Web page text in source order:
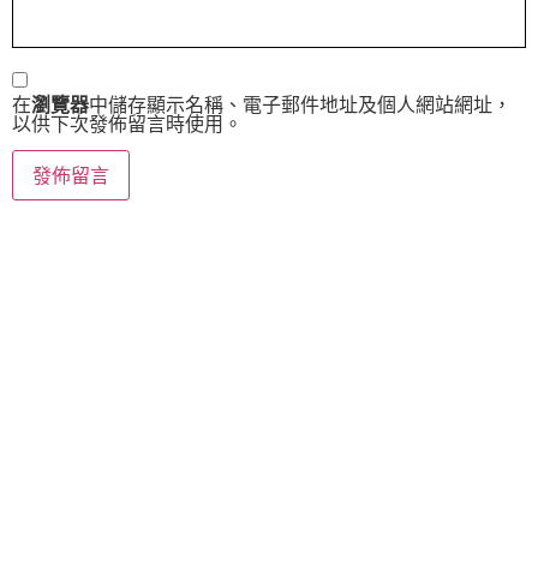
在瀏覽器中儲存顯示名稱、電子郵件地址及個人網站網址，
以供下次發佈留言時使用。